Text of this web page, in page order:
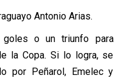
Antonio Arias.
goles o un triunfo para
la Copa. Si lo logra, se
por Peñarol, Emelec y